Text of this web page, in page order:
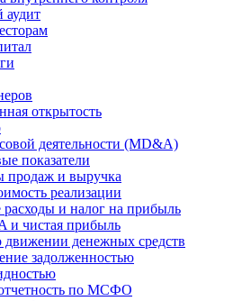
аудит
открытость
деятельности (MD&A)
показатели
продаж и выручка
реализации
и налог на прибыль
и чистая прибыль
движении денежных средств
задолженностью
по МСФО